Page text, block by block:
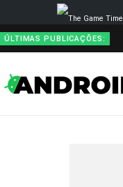
ÚLTIMAS PUBLICAÇÕES: